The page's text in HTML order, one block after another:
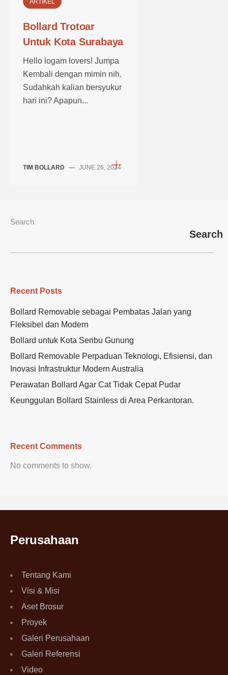
ARTIKEL
Bollard Trotoar
Untuk Kota Surabaya
Hello logam lovers! Jumpa
Kembali dengan mimin nih.
Sudahkah kalian bersyukur
hari ini? Apapun...
TIM BOLLARD — JUNE 26, 2024
Search
Search
Recent Posts
Bollard Removable sebagai Pembatas Jalan yang
Fleksibel dan Modern
Bollard untuk Kota Seribu Gunung
Bollard Removable Perpaduan Teknologi, Efisiensi, dan
Inovasi Infrastruktur Modern Australia
Perawatan Bollard Agar Cat Tidak Cepat Pudar
Keunggulan Bollard Stainless di Area Perkantoran.
Recent Comments
No comments to show.
Perusahaan
Tentang Kami
Visi & Misi
Aset Brosur
Proyek
Galeri Perusahaan
Galeri Referensi
Video